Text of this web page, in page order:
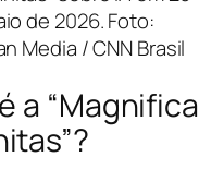
de 2026. Foto:
Media / CNN Brasil
a “Magnifica